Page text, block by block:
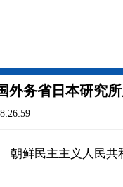
外务省日本研究
民主主义人民共和